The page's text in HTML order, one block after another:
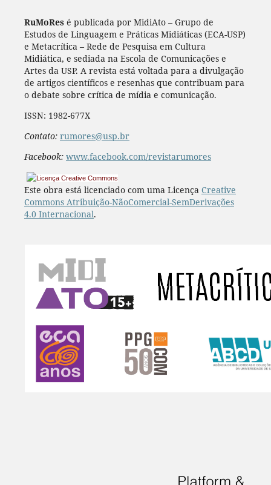
RuMoResé publicada por MidiAto – Grupo de
Estudos de Linguagem e Práticas Midiáticas (ECA-USP)
e Metacrítica – Rede de Pesquisa em Cultura
Midiática, e sediada na Escola de Comunicações e
Artes da USP. A revista está voltada para a divulgação
de artigos científicos e resenhas que contribuam para
o debate sobre crítica de mídia e comunicação.
ISSN: 1982-677X
Contato: rumores@usp.br
Facebook: www.facebook.com/revistarumores
Este obra está licenciado com uma Licença Creative
Commons Atribuição-NãoComercial-SemDerivações
4.0 Internacional.